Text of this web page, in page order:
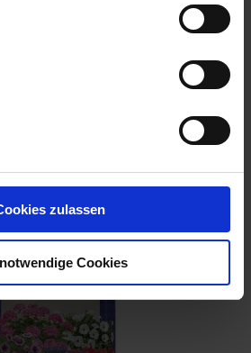
zulassen
Cookies
Sukkulenten Erde TF